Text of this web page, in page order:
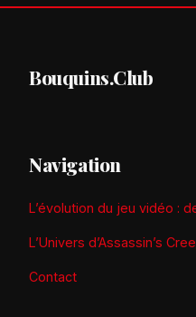
Bouquins.Club
Navigation
L’évolution du jeu vidéo :
L’Univers d’Assassin’s
Contact